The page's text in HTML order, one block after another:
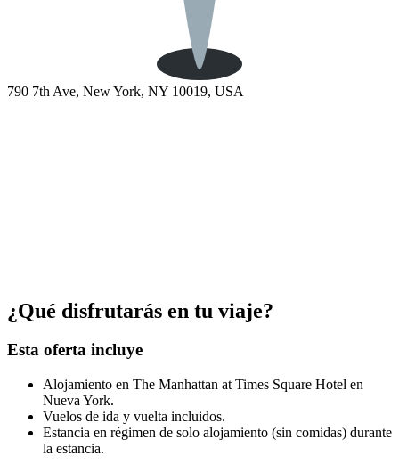
790 7th Ave, New York, NY 10019, USA
¿Qué disfrutarás en tu viaje?
Esta oferta incluye
Alojamiento en The Manhattan at Times Square Hotel en
Nueva York.
Vuelos de ida y vuelta incluidos.
Estancia en régimen de solo alojamiento (sin comidas) durante
la estancia.